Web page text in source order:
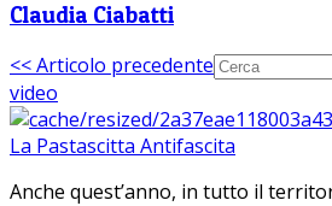
Claudia Ciabatti
<< Articolo precedente
video
La Pastascitta Antifascita
Anche quest’anno, in tutto il